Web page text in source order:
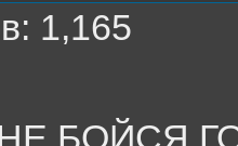
1,165
БОЙСЯ